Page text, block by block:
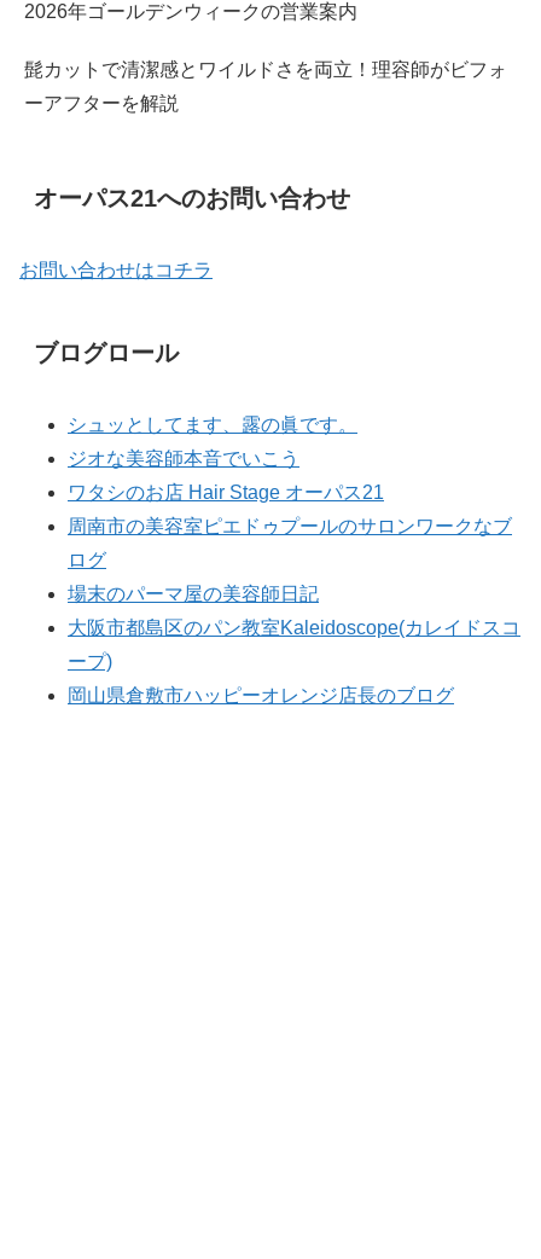
2026年ゴールデンウィークの営業案内
髭カットで清潔感とワイルドさを両立！理容師がビフォ
ーアフターを解説
オーパス21へのお問い合わせ
お問い合わせはコチラ
ブログロール
シュッとしてます、露の眞です。
ジオな美容師本音でいこう
ワタシのお店 Hair Stage オーパス21
周南市の美容室ピエドゥプールのサロンワークなブ
ログ
場末のパーマ屋の美容師日記
大阪市都島区のパン教室Kaleidoscope(カレイドスコ
ープ)
岡山県倉敷市ハッピーオレンジ店長のブログ